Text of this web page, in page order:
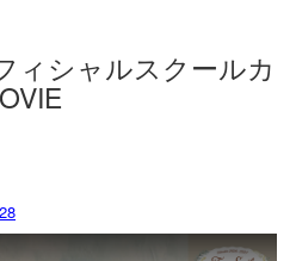
ィシャルスクールカ